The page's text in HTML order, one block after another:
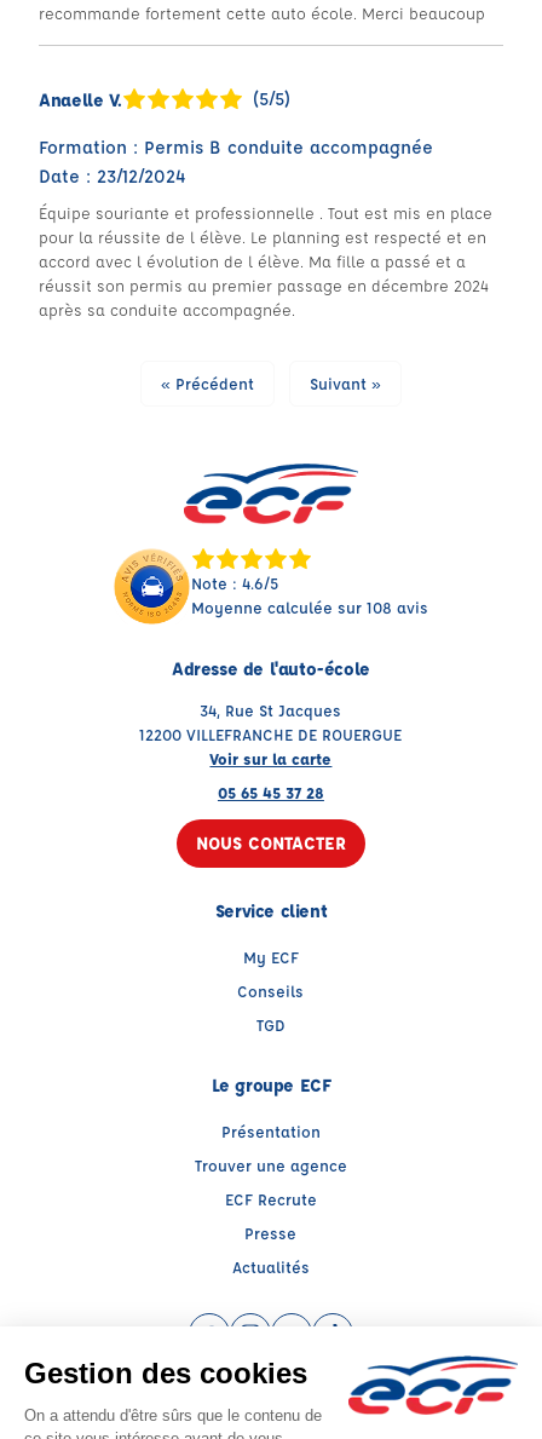
recommande fortement cette auto école. Merci beaucoup
Anaelle V. (5/5)
Formation : Permis B conduite accompagnée
Date : 23/12/2024
Équipe souriante et professionnelle . Tout est mis en place
pour la réussite de l élève. Le planning est respecté et en
accord avec l évolution de l élève. Ma fille a passé et a
réussit son permis au premier passage en décembre 2024
après sa conduite accompagnée.
« Précédent Suivant »
Note : 4.6/5
Moyenne calculée sur 108 avis
Adresse de l'auto-école
34, Rue St Jacques
12200 VILLEFRANCHE DE ROUERGUE
Voir sur la carte
05 65 45 37 28
NOUS CONTACTER
Service client
My ECF
Conseils
TGD
Le groupe ECF
Présentation
Trouver une agence
ECF Recrute
Presse
Actualités
Facebook (nouvelle fenêtre)
Instagram (nouvelle fenêtre)
YouTube (nouvelle fenêtre)
TikTok (nouvelle fenêtre)
Raison sociale : FORMATION TRASNPORT ET GESTION DES RISQU - Capital
social: 2000€